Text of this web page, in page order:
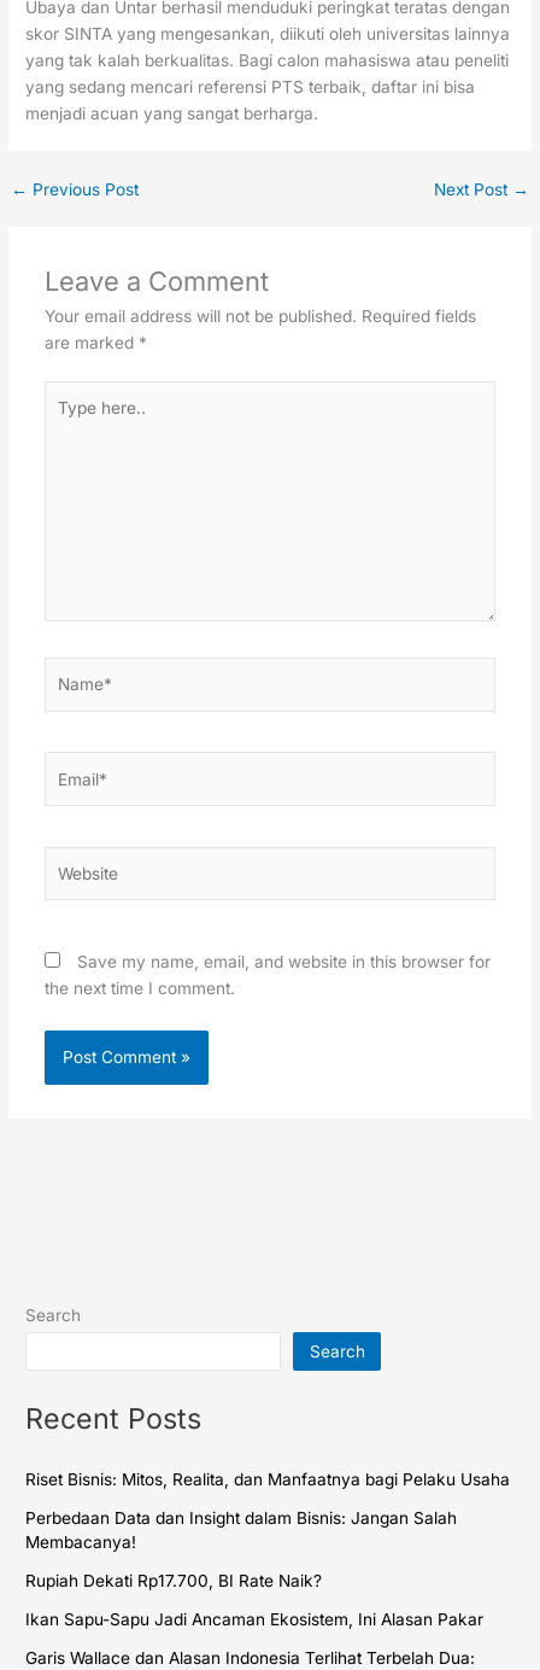
Ubaya dan Untar berhasil menduduki peringkat teratas dengan
skor SINTA yang mengesankan, diikuti oleh universitas lainnya
yang tak kalah berkualitas. Bagi calon mahasiswa atau peneliti
yang sedang mencari referensi PTS terbaik, daftar ini bisa
menjadi acuan yang sangat berharga.
← Previous Post Next Post →
Leave a Comment
Your email address will not be published. Required fields
are marked *
here..
Save my name, email, and website in this browser for
the next time I comment.
Search
Search
Recent Posts
Riset Bisnis: Mitos, Realita, dan Manfaatnya bagi Pelaku Usaha
Perbedaan Data dan Insight dalam Bisnis: Jangan Salah
Membacanya!
Rupiah Dekati Rp17.700, BI Rate Naik?
Ikan Sapu-Sapu Jadi Ancaman Ekosistem, Ini Alasan Pakar
Garis Wallace dan Alasan Indonesia Terlihat Terbelah Dua: